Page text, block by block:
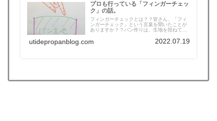
プロも行っている「フィンガーチェッ
ク」の話。
フィンガーチェックとは？？皆さん、「フィ
ンガーチェック」という言葉を聞いたことが
ありますか？？パン作りは、生地を捏ねて
utidepropanblog.com 2022.07.19